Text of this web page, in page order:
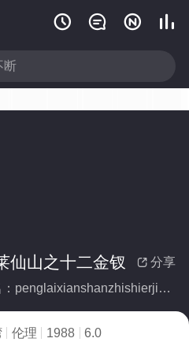
   
 分享
仙山之十二金钗
别名：penglaixianshanzhishierjincha
伦理 1988
6.0